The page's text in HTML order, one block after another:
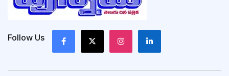
Follow Us